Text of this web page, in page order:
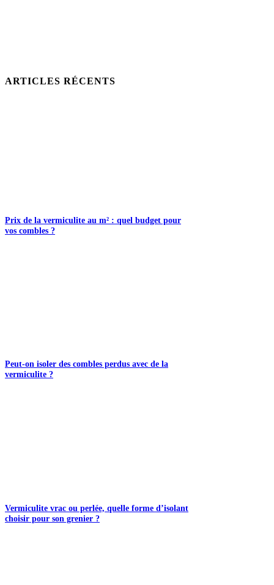
ARTICLES RÉCENTS
Prix de la vermiculite au m² : quel budget pour
vos combles ?
Peut-on isoler des combles perdus avec de la
vermiculite ?
Vermiculite vrac ou perlée, quelle forme d’isolant
choisir pour son grenier ?